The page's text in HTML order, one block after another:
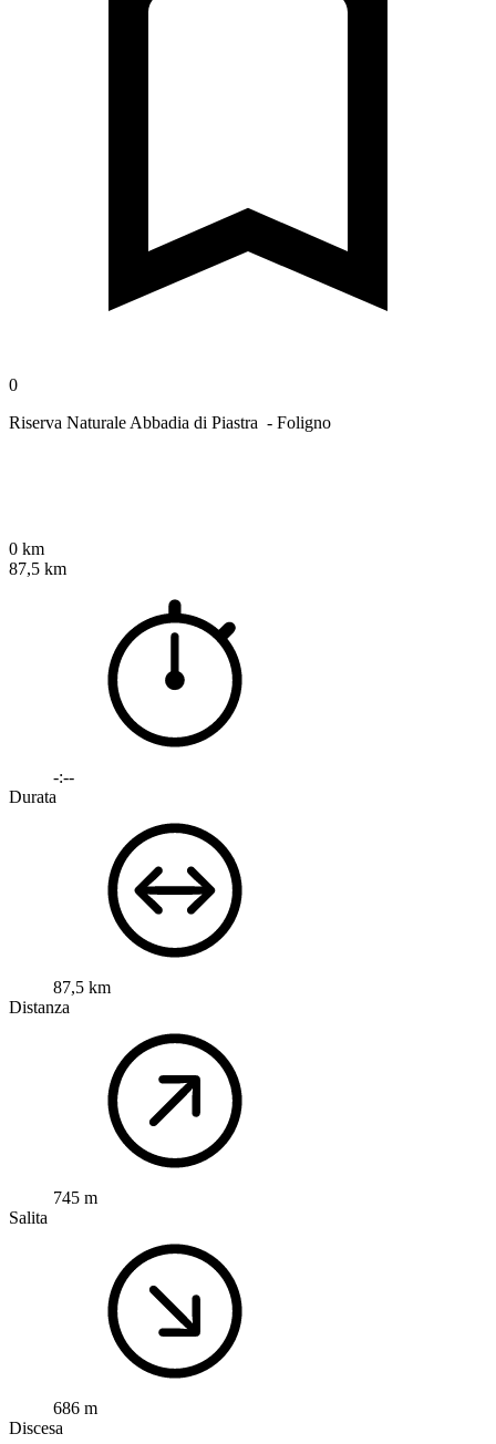
0
Riserva Naturale Abbadia di Piastra - Foligno
0 km
87,5 km
-:--
Durata
87,5 km
Distanza
745 m
Salita
686 m
Discesa